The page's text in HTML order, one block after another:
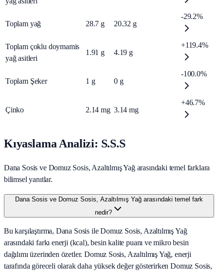
Toplam yağ 28.7 g 20.32 g
-29.2%
Toplam çoklu doymamis
yağ asitleri
1.91 g 4.19 g
+119.4%
Toplam Şeker 1 g 0 g
-100.0%
Çinko 2.14 mg 3.14 mg
+46.7%
Kıyaslama Analizi: S.S.S
Dana Sosis ve Domuz Sosis, Azaltılmış Yağ arasındaki temel farklara
bilimsel yanıtlar.
Dana Sosis ve Domuz Sosis, Azaltılmış Yağ arasındaki temel fark
nedir?
Bu karşılaştırma, Dana Sosis ile Domuz Sosis, Azaltılmış Yağ
arasındaki farkı enerji (kcal), besin kalite puanı ve mikro besin
dağılımı üzerinden özetler. Domuz Sosis, Azaltılmış Yağ, enerji
tarafında göreceli olarak daha yüksek değer gösterirken Domuz Sosis,